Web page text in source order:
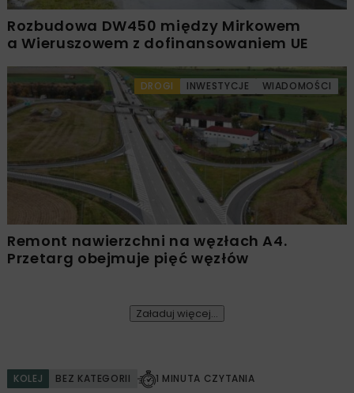
Rozbudowa DW450 między Mirkowem
a Wieruszowem z dofinansowaniem UE
DROGI INWESTYCJE WIADOMOŚCI
Remont nawierzchni na węzłach A4.
Przetarg obejmuje pięć węzłów
Załaduj więcej...
KOLEJ BEZ KATEGORII 1 MINUTA CZYTANIA